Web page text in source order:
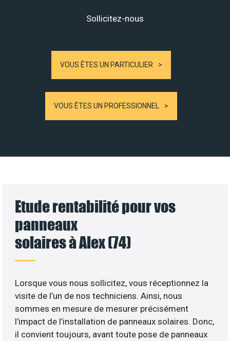
Sollicitez-nous
VOUS ÊTES UN PARTICULIER
VOUS ÊTES UN PROFESSIONNEL
Etude rentabilité pour vos
panneaux
solaires à Alex (74)
Lorsque vous nous sollicitez, vous réceptionnez la
visite de l’un de nos techniciens. Ainsi, nous
sommes en mesure de mesurer précisément
l’impact de l’installation de panneaux solaires. Donc,
il convient toujours, avant toute pose de panneaux